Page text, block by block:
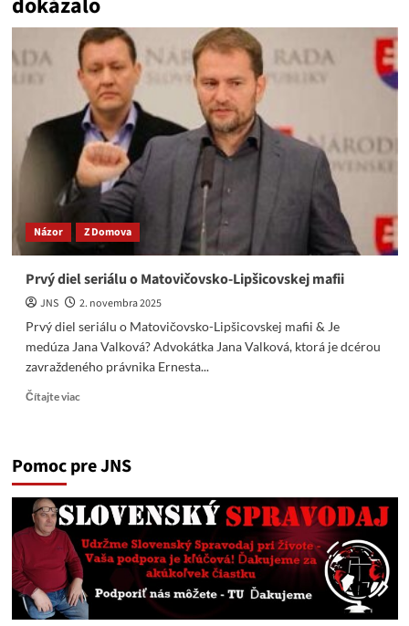
Názor Z Domova
Prvý diel seriálu o Matovičovsko-Lipšicovskej mafii
JNS
2. novembra 2025
Prvý diel seriálu o Matovičovsko-Lipšicovskej mafii & Je
medúza Jana Valková? Advokátka Jana Valková, ktorá je dcérou
zavraždeného právnika Ernesta...
Čítajte viacRead
diel
o
Matovičovsko-
mafii
Pomoc pre JNS